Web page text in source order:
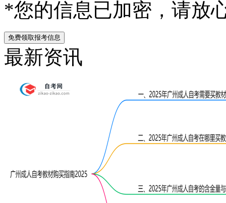
*您的信息已加密，请放
免费领取报考信息
最新资讯